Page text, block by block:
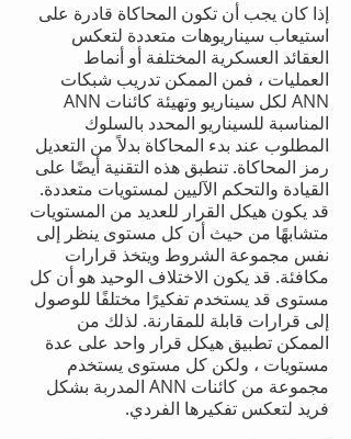
إذا كان يجب أن تكون المحاكاة قادرة على
استيعاب سيناريوهات متعددة لتعكس
العقائد العسكرية المختلفة أو أنماط
العمليات ، فمن الممكن تدريب شبكات
ANN لكل سيناريو وتهيئة كائنات ANN
المناسبة للسيناريو المحدد بالسلوك
المطلوب عند بدء المحاكاة بدلاً من التعديل
رمز المحاكاة. تنطبق هذه التقنية أيضًا على
القيادة والتحكم الآليين لمستويات متعددة.
قد يكون هيكل القرار للعديد من المستويات
متشابهًا من حيث أن كل مستوى ينظر إلى
نفس مجموعة الشروط ويتخذ قرارات
مكافئة. قد يكون الاختلاف الوحيد هو أن كل
مستوى قد يستخدم تفكيرًا مختلفًا للوصول
إلى قرارات قابلة للمقارنة. لذلك من
الممكن تطبيق هيكل قرار واحد على عدة
مستويات ، ولكن كل مستوى يستخدم
مجموعة من كائنات ANN المدربة بشكل
فريد لتعكس تفكيرها الفردي.